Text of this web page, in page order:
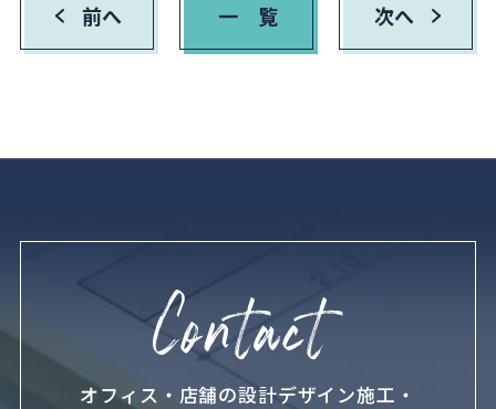
前へ 一 覧 次へ
オフィス・店舗の設計デザイン施工・